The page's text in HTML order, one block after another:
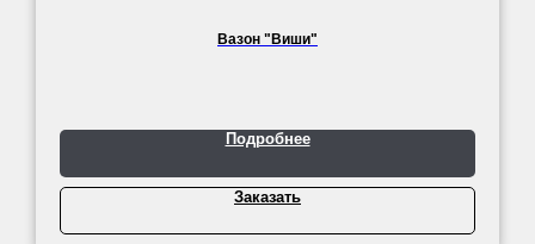
Вазон "Виши"
Подробнее
Заказать